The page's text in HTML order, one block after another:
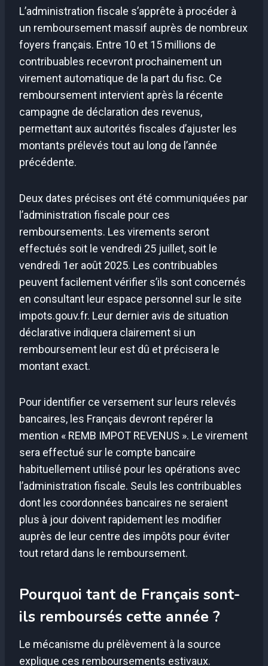
L’administration fiscale s’apprête à procéder à
un remboursement massif auprès de nombreux
foyers français. Entre 10 et 15 millions de
contribuables recevront prochainement un
virement automatique de la part du fisc. Ce
remboursement intervient après la récente
campagne de déclaration des revenus,
permettant aux autorités fiscales d’ajuster les
montants prélevés tout au long de l’année
précédente.
Deux dates précises ont été communiquées par
l’administration fiscale pour ces
remboursements. Les virements seront
effectués soit le vendredi 25 juillet, soit le
vendredi 1er août 2025. Les contribuables
peuvent facilement vérifier s’ils sont concernés
en consultant leur espace personnel sur le site
impots.gouv.fr. Leur dernier avis de situation
déclarative indiquera clairement si un
remboursement leur est dû et précisera le
montant exact.
Pour identifier ce versement sur leurs relevés
bancaires, les Français devront repérer la
mention « REMB IMPOT REVENUS ». Le virement
sera effectué sur le compte bancaire
habituellement utilisé pour les opérations avec
l’administration fiscale. Seuls les contribuables
dont les coordonnées bancaires ne seraient
plus à jour doivent rapidement les modifier
auprès de leur centre des impôts pour éviter
tout retard dans le remboursement.
Pourquoi tant de Français sont-
ils remboursés cette année ?
Le mécanisme du prélèvement à la source
explique ces remboursements estivaux.